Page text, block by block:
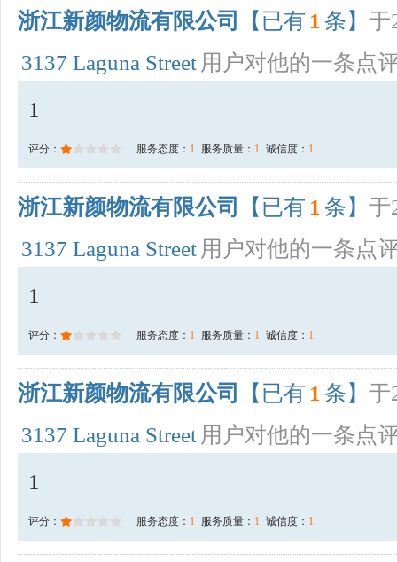
浙江新颜物流有限公司 【已有 1 条】 于
3137 Laguna Street 用户对他的一条点
1
评分： 服务态度： 1 服务质量： 1 诚信度： 1
浙江新颜物流有限公司 【已有 1 条】 于
3137 Laguna Street 用户对他的一条点
1
评分： 服务态度： 1 服务质量： 1 诚信度： 1
浙江新颜物流有限公司 【已有 1 条】 于
3137 Laguna Street 用户对他的一条点
1
评分： 服务态度： 1 服务质量： 1 诚信度： 1